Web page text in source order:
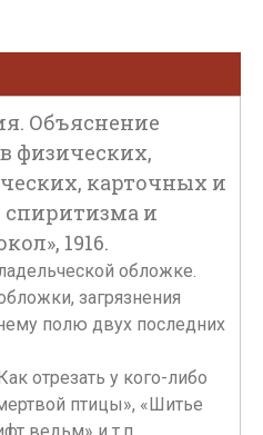
Объяснение
физических,
карточных и
спиритизма и
1916.
обложке.
загрязнения
полю двух последних
отрезать у кого-либо
птицы», «Шитье